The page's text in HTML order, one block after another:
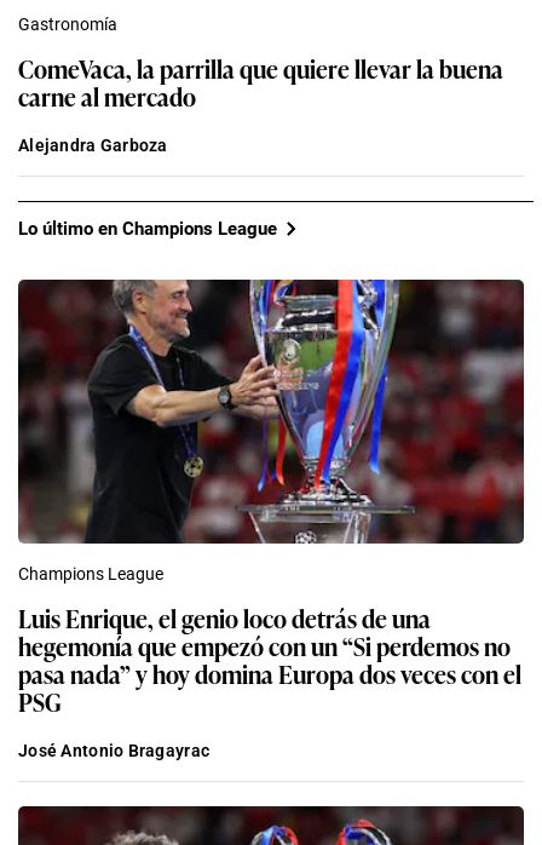
Gastronomía
ComeVaca, la parrilla que quiere llevar la buena
carne al mercado
Alejandra Garboza
Lo último en Champions League
Champions League
Luis Enrique, el genio loco detrás de una
hegemonía que empezó con un “Si perdemos no
pasa nada” y hoy domina Europa dos veces con el
PSG
José Antonio Bragayrac